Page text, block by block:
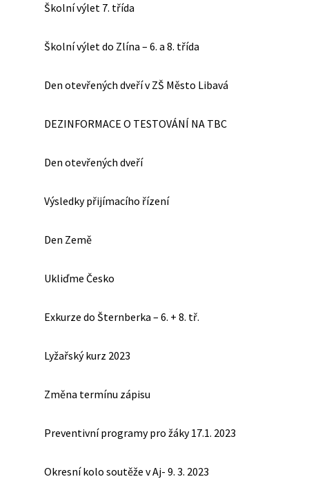
Školní výlet 7. třída
Školní výlet do Zlína – 6. a 8. třída
Den otevřených dveří v ZŠ Město Libavá
DEZINFORMACE O TESTOVÁNÍ NA TBC
Den otevřených dveří
Výsledky přijímacího řízení
Den Země
Ukliďme Česko
Exkurze do Šternberka – 6. + 8. tř.
Lyžařský kurz 2023
Změna termínu zápisu
Preventivní programy pro žáky 17.1. 2023
Okresní kolo soutěže v Aj- 9. 3. 2023